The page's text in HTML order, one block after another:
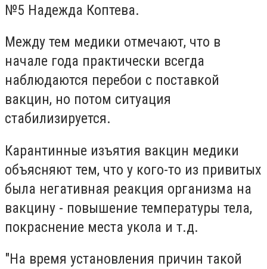
№5 Надежда Коптева.
Между тем медики отмечают, что в
начале года практически всегда
наблюдаются перебои с поставкой
вакцин, но потом ситуация
стабилизируется.
Карантинные изъятия вакцин медики
объясняют тем, что у кого-то из привитых
была негативная реакция организма на
вакцину - повышение температуры тела,
покраснение места укола и т.д.
"На время установления причин такой